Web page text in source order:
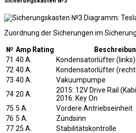
Zuordnung der Sicherungen im
№ Amp Rating
71 40 A.
Kondensatorlüfter (links)
72 40 A.
Kondensatorlüfter
73 40 A.
Vakuumpumpe
74 20 A.
2015: 12V Drive Rail
2016: Key On
75 5 A.
Vordere Antriebseinheit
76 5 A.
Zündsinn
77 25 A.
Stabilitätskontrolle